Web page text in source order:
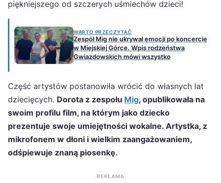
piękniejszego od szczerych uśmiechów dzieci!
WARTO PRZECZYTAĆ
Zespół Mig nie ukrywał emocji po koncercie
w Miejskiej Górce. Wpis rodzeństwa
Gwiazdowskich mówi wszystko
Część artystów postanowiła wrócić do własnych lat
dziecięcych. Dorota z zespołu Mig, opublikowała na
swoim profilu film, na którym jako dziecko
prezentuje swoje umiejętności wokalne. Artystka, z
mikrofonem w dłoni i wielkim zaangażowaniem,
odśpiewuje znaną piosenkę.
REKLAMA